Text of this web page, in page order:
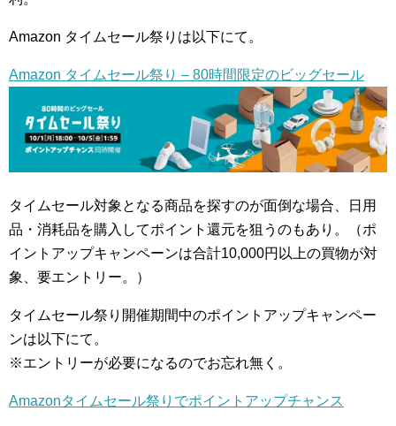
Amazon タイムセール祭りは以下にて。
Amazon タイムセール祭り – 80時間限定のビッグセール
タイムセール対象となる商品を探すのが面倒な場合、日用
品・消耗品を購入してポイント還元を狙うのもあり。（ポ
イントアップキャンペーンは合計10,000円以上の買物が対
象、要エントリー。）
タイムセール祭り開催期間中のポイントアップキャンペー
ンは以下にて。
※エントリーが必要になるのでお忘れ無く。
Amazonタイムセール祭りでポイントアップチャンス